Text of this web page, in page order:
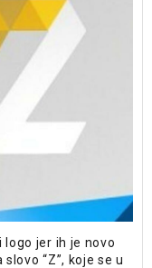
jer ih je novo
“Z”, koje se u